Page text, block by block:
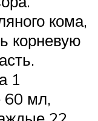
кома,
корневую
1
60 мл,